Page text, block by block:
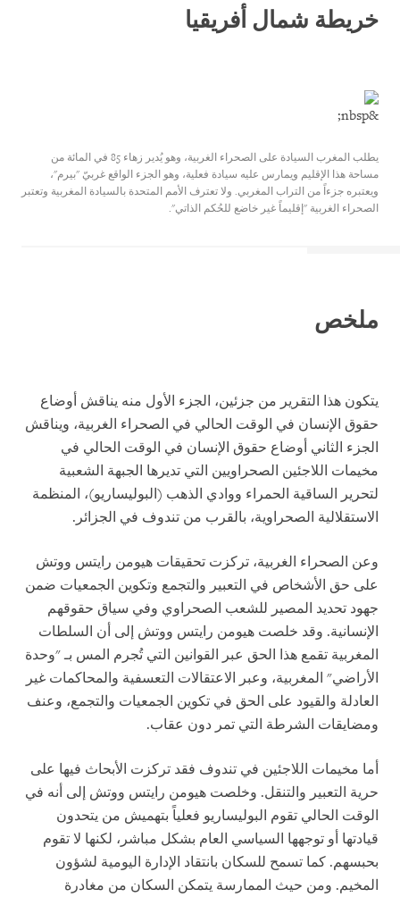
خريطة شمال أفريقيا
&nbsp;
يطلب المغرب السيادة على الصحراء الغربية، وهو يُدير زهاء 85 في المائة من
مساحة هذا الإقليم ويمارس عليه سيادة فعلية، وهو الجزء الواقع غربيّ "بيرم"،
ويعتبره جزءاً من التراب المغربي. ولا تعترف الأمم المتحدة بالسيادة المغربية وتعتبر
الصحراء الغربية "إقليماً غير خاضع للحُكم الذاتي".
ملخص
يتكون هذا التقرير من جزئين، الجزء الأول منه يناقش أوضاع
حقوق الإنسان في الوقت الحالي في الصحراء الغربية، ويناقش
الجزء الثاني أوضاع حقوق الإنسان في الوقت الحالي في
مخيمات اللاجئين الصحراويين التي تديرها الجبهة الشعبية
لتحرير الساقية الحمراء ووادي الذهب (البوليساريو)، المنظمة
الاستقلالية الصحراوية، بالقرب من تندوف في الجزائر.
وعن الصحراء الغربية، تركزت تحقيقات هيومن رايتس ووتش
على حق الأشخاص في التعبير والتجمع وتكوين الجمعيات ضمن
جهود تحديد المصير للشعب الصحراوي وفي سياق حقوقهم
الإنسانية. وقد خلصت هيومن رايتس ووتش إلى أن السلطات
المغربية تقمع هذا الحق عبر القوانين التي تُجرم المس بـ "وحدة
الأراضي" المغربية، وعبر الاعتقالات التعسفية والمحاكمات غير
العادلة والقيود على الحق في تكوين الجمعيات والتجمع، وعنف
ومضايقات الشرطة التي تمر دون عقاب.
أما مخيمات اللاجئين في تندوف فقد تركزت الأبحاث فيها على
حرية التعبير والتنقل. وخلصت هيومن رايتس ووتش إلى أنه في
الوقت الحالي تقوم البوليساريو فعلياً بتهميش من يتحدون
قيادتها أو توجهها السياسي العام بشكل مباشر، لكنها لا تقوم
بحبسهم. كما تسمح للسكان بانتقاد الإدارة اليومية لشؤون
المخيم. ومن حيث الممارسة يتمكن السكان من مغادرة